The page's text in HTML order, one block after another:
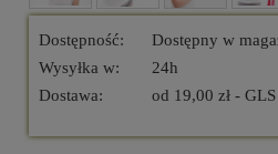
Dostępność:
Dostępny w
Wysyłka w:
24h
Dostawa:
od 19,00 zł -
Cena nie zawiera ewentualnych